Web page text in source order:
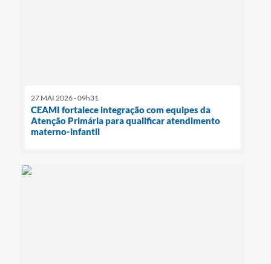
27 MAI 2026 - 09h31
CEAMI fortalece integração com equipes da
Atenção Primária para qualificar atendimento
materno-infantil